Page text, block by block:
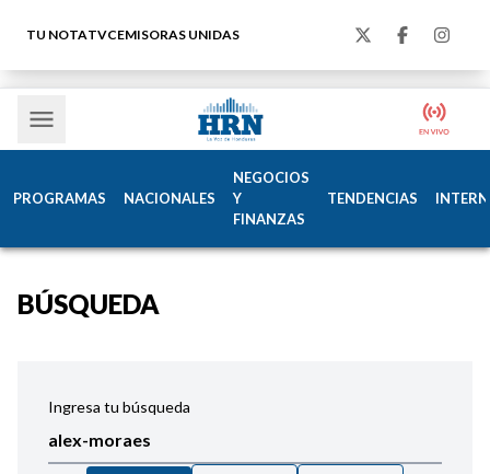
TU NOTATVCEMISORAS UNIDAS
PROGRAMAS NACIONALES
NEGOCIOS
Y
FINANZAS
TENDENCIAS
BÚSQUEDA
Ingresa tu búsqueda